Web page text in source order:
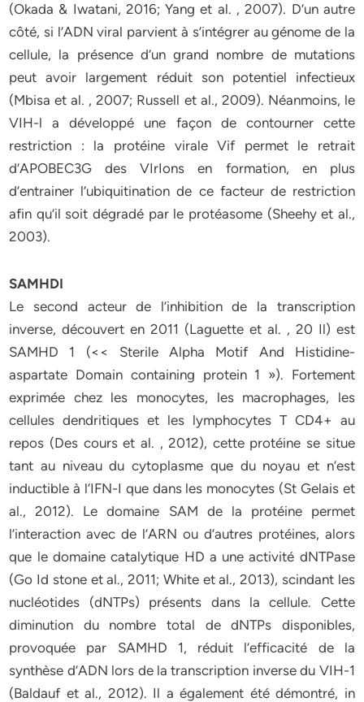
(Okada & Iwatani, 2016; Yang et al. , 2007). D’un autre
côté, si l’ADN viral parvient à s’intégrer au génome de la
cellule, la présence d’un grand nombre de mutations
peut avoir largement réduit son potentiel infectieux
(Mbisa et al. , 2007; Russell et al., 2009). Néanmoins, le
VIH-l a développé une façon de contourner cette
restriction : la protéine virale Vif permet le retrait
d’APOBEC3G des VIrIons en formation, en plus
d’entrainer l’ubiquitination de ce facteur de restriction
afin qu’il soit dégradé par le protéasome (Sheehy et al.,
2003).
SAMHDI
Le second acteur de l’inhibition de la transcription
inverse, découvert en 2011 (Laguette et al. , 20 Il) est
SAMHD 1 (<< Sterile Alpha Motif And Histidine-
aspartate Domain containing protein 1 »). Fortement
exprimée chez les monocytes, les macrophages, les
cellules dendritiques et les lymphocytes T CD4+ au
repos (Des cours et al. , 2012), cette protéine se situe
tant au niveau du cytoplasme que du noyau et n’est
inductible à l’IFN-I que dans les monocytes (St Gelais et
al., 2012). Le domaine SAM de la protéine permet
l’interaction avec de l’ARN ou d’autres protéines, alors
que le domaine catalytique HD a une activité dNTPase
(Go Id stone et al., 2011; White et al., 2013), scindant les
nucléotides (dNTPs) présents dans la cellule. Cette
diminution du nombre total de dNTPs disponibles,
provoquée par SAMHD 1, réduit l’efficacité de la
synthèse d’ADN lors de la transcription inverse du VIH-1
(Baldauf et al., 2012). Il a également été démontré, in